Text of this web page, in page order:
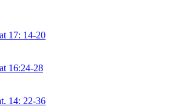
17: 14-20
16:24-28
14: 22-36